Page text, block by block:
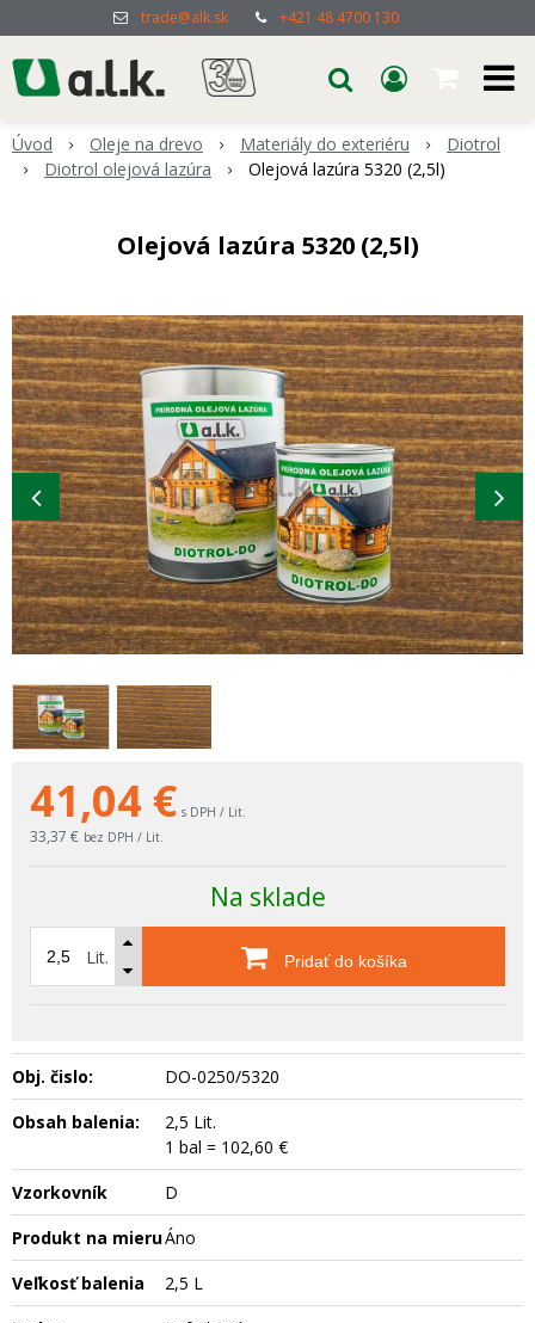
trade@alk.sk +421 48 4700 130
Úvod Oleje na drevo Materiály do exteriéru
Diotrol
Diotrol olejová lazúra
Olejová lazúra 5320 (2,5l)
Olejová lazúra 5320 (2,5l)
41,04 € s DPH / Lit.
33,37 € bez DPH / Lit.
Na sklade
Lit. Pridať do košíka
Obj. čislo:
DO-0250/5320
Obsah balenia:
2,5 Lit.
1 bal = 102,60 €
Vzorkovník
D
Produkt na mieruÁno
Veľkosť balenia
2,5 L